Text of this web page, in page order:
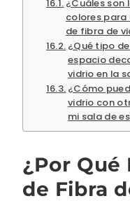
¿Cuáles son
colores para
de fibra de
¿Qué tipo
espacio
vidrio en la
¿Cómo
vidrio con
mi sala de
¿Por Qué
de Fibra